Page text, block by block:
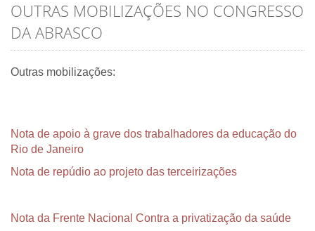
OUTRAS MOBILIZAÇÕES NO CONGRESSO
DA ABRASCO
Outras mobilizações:
Nota de apoio à grave dos trabalhadores da educação do
Rio de Janeiro
Nota de repúdio ao projeto das terceirizações
Nota da Frente Nacional Contra a privatização da saúde